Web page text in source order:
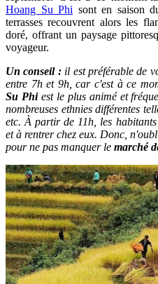
Hoang Su Phi sont en saison
terrasses recouvrent alors les
doré, offrant un paysage
voyageur.
Un conseil :il est préférable de
entre 7h et 9h, car c'est à ce
Su Phiest le plus animé et
nombreuses ethnies différentes
etc. À partir de 11h, les
et à rentrer chez eux. Donc,
pour ne pas manquer le marché